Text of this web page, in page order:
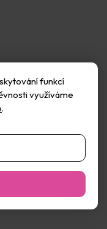
funkcí
využíváme
.HEYDA Papírová
dekorace 3D -
Do košíku